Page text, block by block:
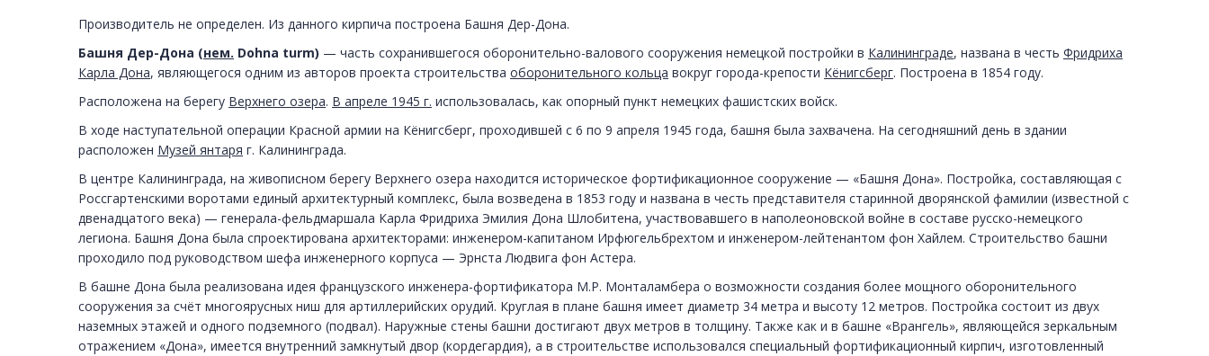
Производитель не определен. Из данного кирпича построена Башня Дер-Дона.
Башня Дер-Дона (нем. Dohna turm) — часть сохранившегося оборонительно-валового сооружения немецкой постройки в Калининграде, названа в честь Фридриха
Карла Дона, являющегося одним из авторов проекта строительства оборонительного кольца вокруг города-крепости Кёнигсберг. Построена в 1854 году.
Расположена на берегу Верхнего озера. В апреле 1945 г. использовалась, как опорный пункт немецких фашистских войск.
В ходе наступательной операции Красной армии на Кёнигсберг, проходившей с 6 по 9 апреля 1945 года, башня была захвачена. На сегодняшний день в здании
расположен Музей янтаря г. Калининграда.
В центре Калининграда, на живописном берегу Верхнего озера находится историческое фортификационное сооружение — «Башня Дона». Постройка, составляющая с
Россгартенскими воротами единый архитектурный комплекс, была возведена в 1853 году и названа в честь представителя старинной дворянской фамилии (известной с
двенадцатого века) — генерала-фельдмаршала Карла Фридриха Эмилия Дона Шлобитена, участвовавшего в наполеоновской войне в составе русско-немецкого
легиона. Башня Дона была спроектирована архитекторами: инженером-капитаном Ирфюгельбрехтом и инженером-лейтенантом фон Хайлем. Строительство башни
проходило под руководством шефа инженерного корпуса — Эрнста Людвига фон Астера.
В башне Дона была реализована идея французского инженера-фортификатора М.Р. Монталамбера о возможности создания более мощного оборонительного
сооружения за счёт многоярусных ниш для артиллерийских орудий. Круглая в плане башня имеет диаметр 34 метра и высоту 12 метров. Постройка состоит из двух
наземных этажей и одного подземного (подвал). Наружные стены башни достигают двух метров в толщину. Также как и в башне «Врангель», являющейся зеркальным
отражением «Дона», имеется внутренний замкнутый двор (кордегардия), а в строительстве использовался специальный фортификационный кирпич, изготовленный